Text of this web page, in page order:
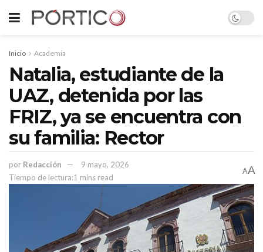
Inicio Academia
Natalia, estudiante de la
UAZ, detenida por las
FRIZ, ya se encuentra con
su familia: Rector
por Redacción
9 mayo, 2026
Tiempo de lectura:1 mins read
AA